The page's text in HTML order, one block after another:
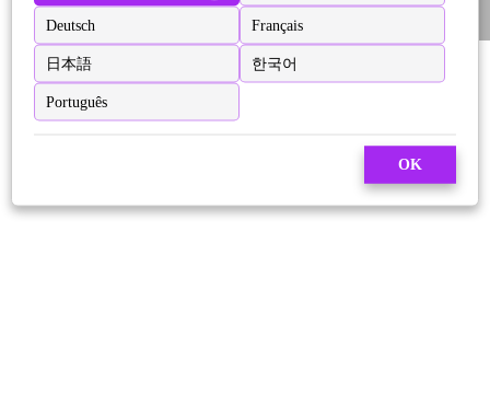
Deutsch Français
日本語 한국어
Português
OK